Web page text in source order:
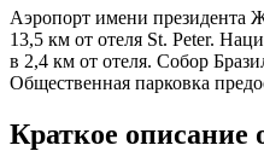
Аэропорт имени президента
13,5 км от отеля St. Peter.
в 2,4 км от отеля. Собор
Общественная парковка
Краткое описание